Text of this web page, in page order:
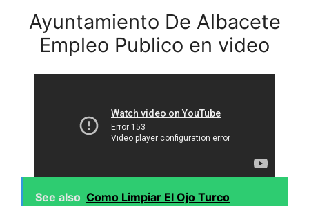
Ayuntamiento De Albacete
Empleo Publico en video
See also Como Limpiar El Ojo Turco